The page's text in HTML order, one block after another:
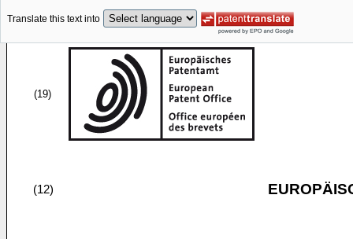
Translate this text into
(19)
(12)